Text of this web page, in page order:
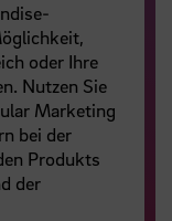
oder Ihre
Nutzen Sie
Marketing
bei der
Produkts
der